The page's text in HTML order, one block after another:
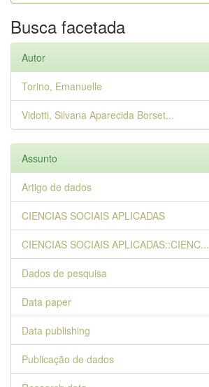
Busca facetada
Autor
Torino, Emanuelle
Vidotti, Silvana Aparecida Borset...
Assunto
Artigo de dados
CIENCIAS SOCIAIS APLICADAS
CIENCIAS SOCIAIS APLICADAS::CIENC...
Dados de pesquisa
Data paper
Data publishing
Publicação de dados